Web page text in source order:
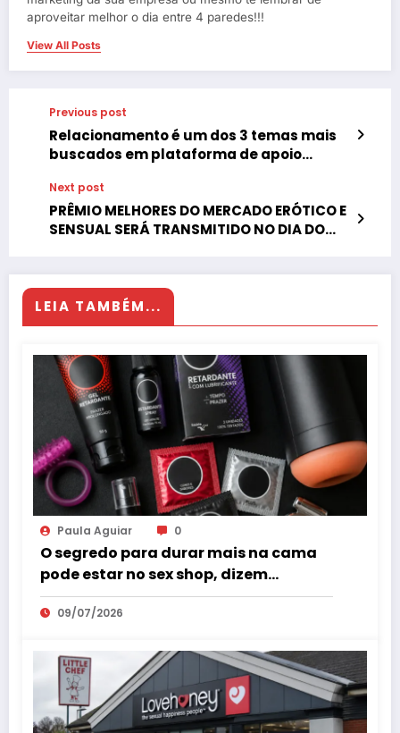
aproveitar melhor o dia entre 4 paredes!!!
View All Posts
Previous post
Relacionamento é um dos 3 temas mais
buscados em plataforma de apoio
Next post
PRÊMIO MELHORES DO MERCADO ERÓTICO E
SENSUAL SERÁ TRANSMITIDO NO DIA DO
LEIA TAMBÉM...
Paula Aguiar 0
O segredo para durar mais na cama
pode estar no sex shop, dizem
especialistas em saúde sexual
09/07/2026